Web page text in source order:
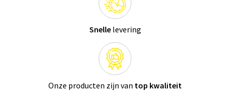
Snellelevering
Onze producten zijn van top kwaliteit